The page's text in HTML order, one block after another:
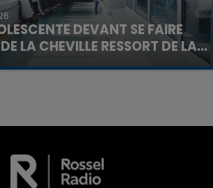
DEVANT SE FAIRE
LA CHEVILLE RESSORT DE LA...
a porté plainte contre la clinique qui a